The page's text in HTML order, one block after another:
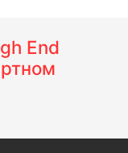
End